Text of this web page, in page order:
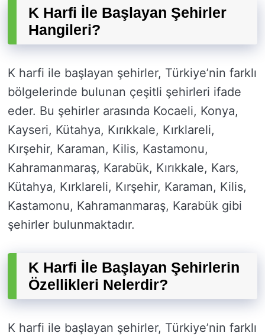
K Harfi İle Başlayan Şehirler
Hangileri?
K harfi ile başlayan şehirler, Türkiye’nin farklı
bölgelerinde bulunan çeşitli şehirleri ifade
eder. Bu şehirler arasında Kocaeli, Konya,
Kayseri, Kütahya, Kırıkkale, Kırklareli,
Kırşehir, Karaman, Kilis, Kastamonu,
Kahramanmaraş, Karabük, Kırıkkale, Kars,
Kütahya, Kırklareli, Kırşehir, Karaman, Kilis,
Kastamonu, Kahramanmaraş, Karabük gibi
şehirler bulunmaktadır.
K Harfi İle Başlayan Şehirlerin
Özellikleri Nelerdir?
K harfi ile başlayan şehirler, Türkiye’nin farklı